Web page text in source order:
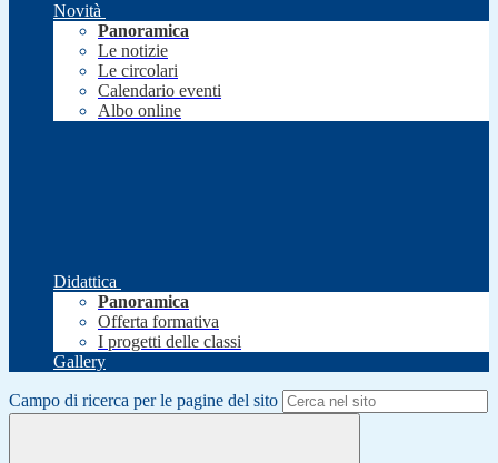
Novità
Panoramica
Le notizie
Le circolari
Calendario eventi
Albo online
Didattica
Panoramica
Offerta formativa
I progetti delle classi
Gallery
Campo di ricerca per le pagine del sito